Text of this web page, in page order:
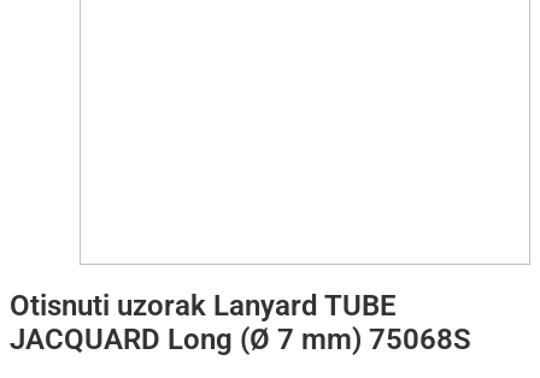
Otisnuti uzorak Lanyard TUBE
JACQUARD Long (Ø 7 mm) 75068S